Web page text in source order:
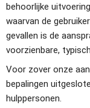
behoorlijke
waarvan de
gevallen is de
voorzienbare,
Voor zover onze
bepalingen
hulppersonen.